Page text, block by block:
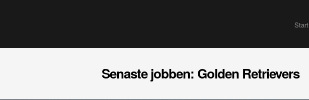
Start
Senaste jobben: Golden Retrievers